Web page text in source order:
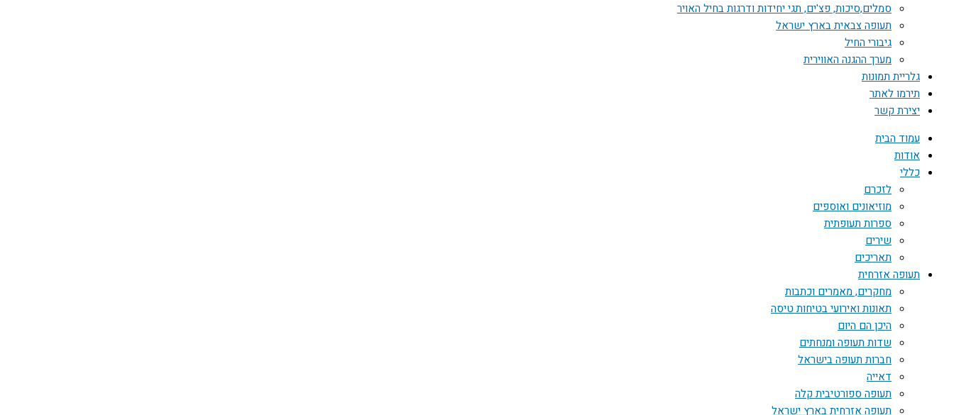
סמלים,סיכות, פצ'ים, תגי יחידות ודרגות בחיל האויר
תעופה צבאית בארץ ישראל
גיבורי החיל
מערך ההגנה האווירית
גלריית תמונות
תירמו לאתר
יצירת קשר
עמוד הבית
אודות
כללי
לזכרם
מוזיאונים ואוספים
ספרות תעופתית
שירים
תאריכים
תעופה אזרחית
מחקרים, מאמרים וכתבות
תאונות ואירועי בטיחות טיסה
היכן הם היום
שדות תעופה ומנחתים
חברות תעופה בישראל
דאייה
תעופה ספורטיבית קלה
תעופה אזרחית בארץ ישראל